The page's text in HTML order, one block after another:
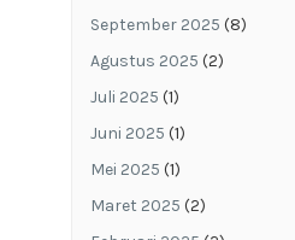
September 2025 (8)
Agustus 2025 (2)
Juli 2025 (1)
Juni 2025 (1)
Mei 2025 (1)
Maret 2025 (2)